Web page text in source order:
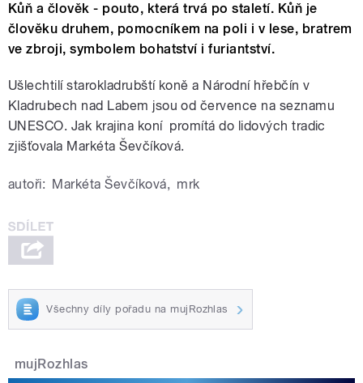
Kůň a člověk - pouto, která trvá po staletí. Kůň je
člověku druhem, pomocníkem na poli i v lese, bratrem
ve zbroji, symbolem bohatství i furiantství.
Ušlechtilí starokladrubští koně a Národní hřebčín v
Kladrubech nad Labem jsou od července na seznamu
UNESCO. Jak krajina koní promítá do lidových tradic
zjišťovala Markéta Ševčíková.
autoři: Markéta Ševčíková, mrk
Všechny díly pořadu na mujRozhlas
mujRozhlas